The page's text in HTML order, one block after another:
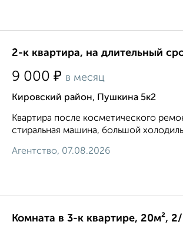
2-к квартира, на длительный
9 000 ₽ в месяц
Кировский район, Пушкина 5к2
Квартира после косметического
стиральная машина, большой
Агентство, 07.08.2026
Комната в 3-к квартире, 20м²,